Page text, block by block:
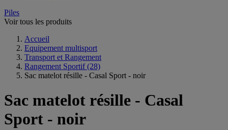
Piles
Voir tous les produits
Accueil
Equipement multisport
Transport et Rangement
Rangement Sportif (28)
Sac matelot résille - Casal Sport - noir
Sac matelot résille - Casal
Sport - noir